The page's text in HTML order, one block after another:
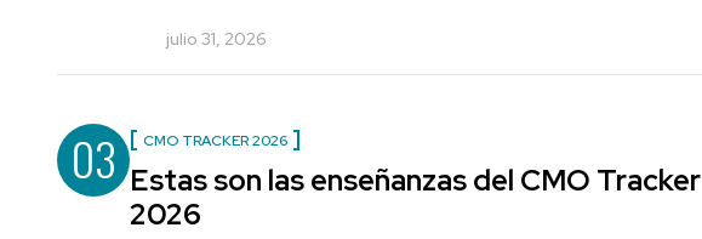
julio 31, 2026
03 CMO TRACKER 2026
Estas son las enseñanzas del CMO Tracker
2026